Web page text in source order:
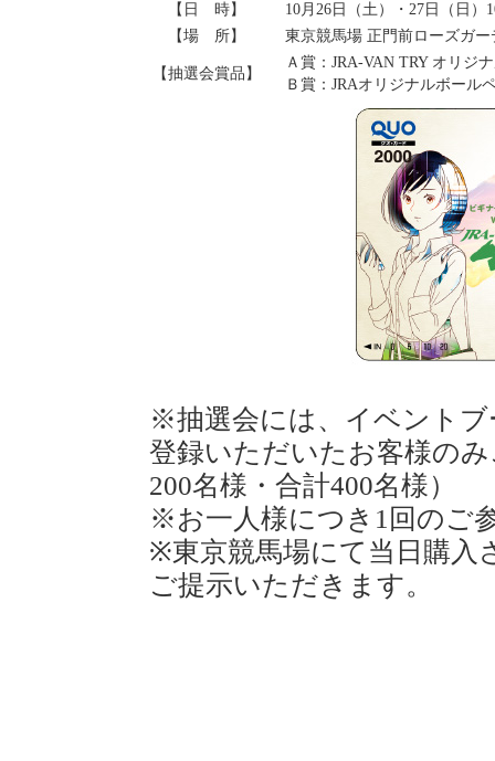
【日 時】
10月26日（土）・27日（日）
【場 所】
東京競馬場 正門前ローズガー
【抽選会賞品】
Ａ賞：JRA-VAN TRY オリジ
Ｂ賞：JRAオリジナルボール
※抽選会には、イベントブ
登録いただいたお客様の
200名様・合計400名様）
※お一人様につき1回のご
※東京競馬場にて当日購入
ご提示いただきます。